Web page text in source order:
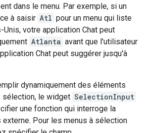
dans le menu. Par exemple, si un
à saisir Atl pour un menu qui liste
votre application Chat peut
Atlanta avant que l'utilisateur
Chat peut suggérer jusqu'à
dynamiquement des éléments
sélection, le widget SelectionInput
une fonction qui interroge la
externe. Pour les menus à sélection